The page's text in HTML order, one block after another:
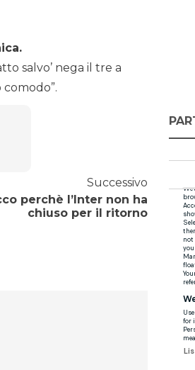
salvo’ nega il tre a
Successivo
perchè l’Inter non ha
chiuso per il ritorno